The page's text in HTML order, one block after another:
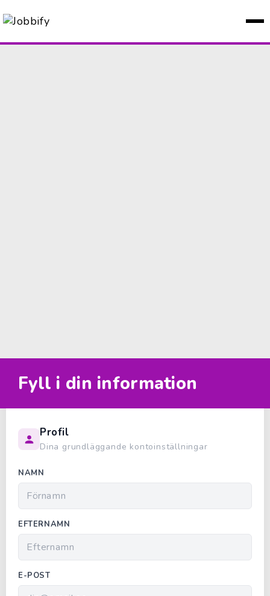
Fyll i din information
Profil
Dina grundläggande kontoinställningar
NAMN
EFTERNAMN
E-POST